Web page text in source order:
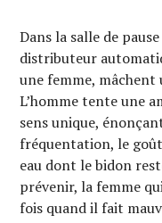
Dans la salle de
distributeur
une femme,
L’homme tente une
sens unique,
fréquentation, le
eau dont le bidon
prévenir, la femme
fois quand il fait